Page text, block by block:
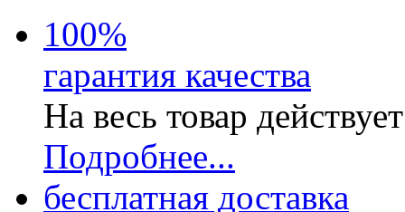
100%
гарантия качества
На весь товар
Подробнее...
бесплатная доставка